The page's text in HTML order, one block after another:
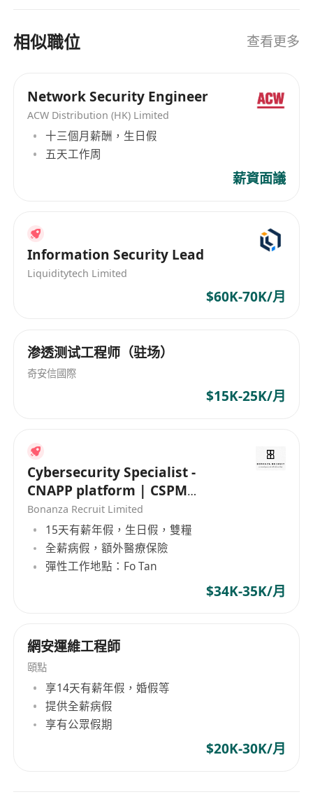
executive search firm that has long focused on
serving top-tier and second-tier high-quality
fintech, blockchain, and AI technology,
specializing in recruiting outstanding mid-to-
senior-level talent. Our consultants all have
solid senior HR backgrounds and are
professional, efficient, practical, and committed
to win-win cooperation. We look forward to the
相似職位 查看更多
Network Security Engineer
ACW Distribution (HK) Limited
十三個月薪酬，生日假
五天工作周
薪資面議
Information Security Lead
Liquiditytech Limited
$60K-70K/月
渗透测试工程师（驻场）
奇安信國際
$15K-25K/月
Cybersecurity Specialist -
CNAPP platform | CSPM
(HK$35K x 13 | Fo Tan | 5 days)
Bonanza Recruit Limited
15天有薪年假，生日假，雙糧
全薪病假，額外醫療保險
彈性工作地點：Fo Tan
$34K-35K/月
網安運維工程師
頤點
享14天有薪年假，婚假等
提供全薪病假
享有公眾假期
$20K-30K/月